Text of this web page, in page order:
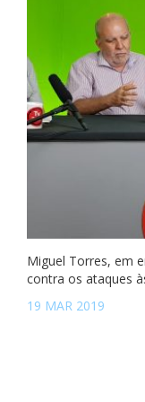
Miguel Torres, em
contra os ataques
19 MAR 2019